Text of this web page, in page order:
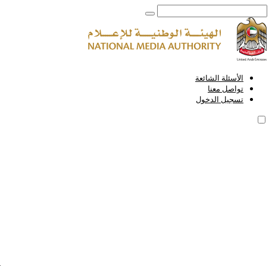
الأسئلة الشائعة
تواصل معنا
تسجيل الدخول